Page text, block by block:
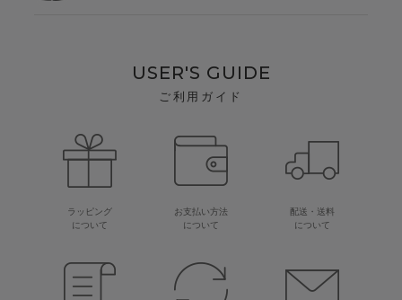
USER'S GUIDE
ご利用ガイド
ラッピング
について
お支払い方法
について
配送・送料
について